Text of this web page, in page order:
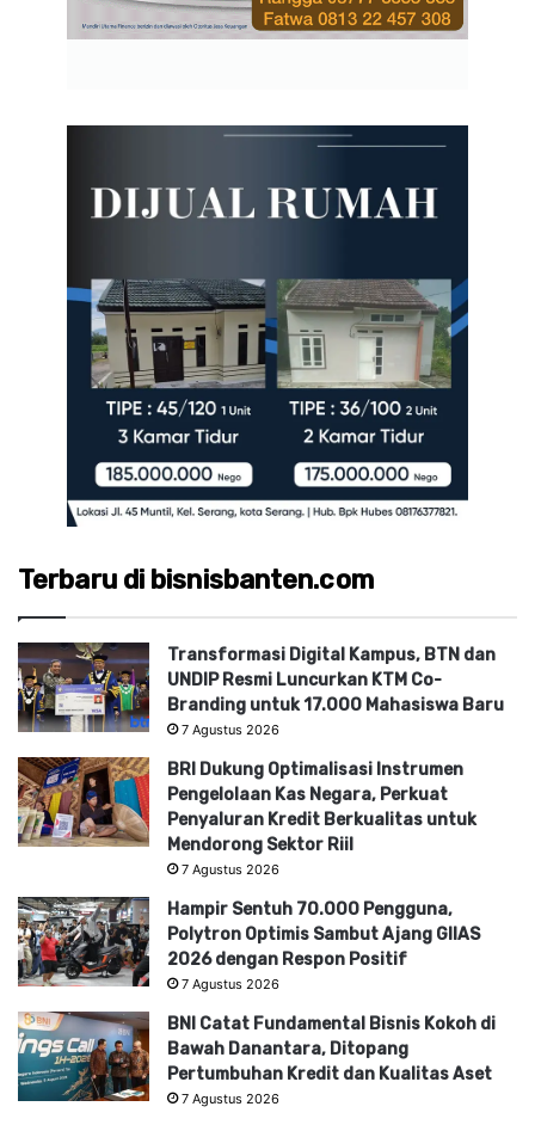
Terbaru di bisnisbanten.com
Transformasi Digital Kampus, BTN dan
UNDIP Resmi Luncurkan KTM Co-
Branding untuk 17.000 Mahasiswa Baru
7 Agustus 2026
BRI Dukung Optimalisasi Instrumen
Pengelolaan Kas Negara, Perkuat
Penyaluran Kredit Berkualitas untuk
Mendorong Sektor Riil
7 Agustus 2026
Hampir Sentuh 70.000 Pengguna,
Polytron Optimis Sambut Ajang GIIAS
2026 dengan Respon Positif
7 Agustus 2026
BNI Catat Fundamental Bisnis Kokoh di
Bawah Danantara, Ditopang
Pertumbuhan Kredit dan Kualitas Aset
7 Agustus 2026